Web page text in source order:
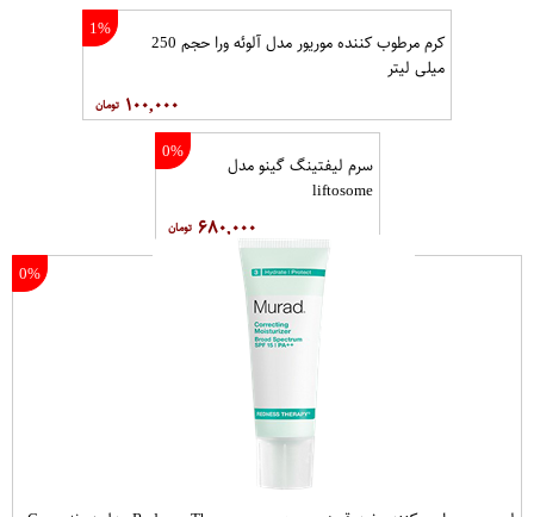
1%
کرم مرطوب کننده موریور مدل آلوئه ورا حجم 250
میلی لیتر
۱۰۰,۰۰۰
0%
سرم لیفتینگ گینو مدل
liftosome
۶۸۰,۰۰۰
0%